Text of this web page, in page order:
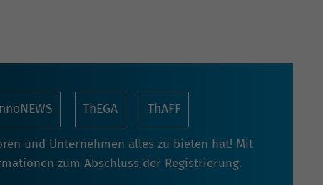
ThEGA ThAFF
und Unternehmen alles zu bieten hat! Mit
zum Abschluss der Registrierung.